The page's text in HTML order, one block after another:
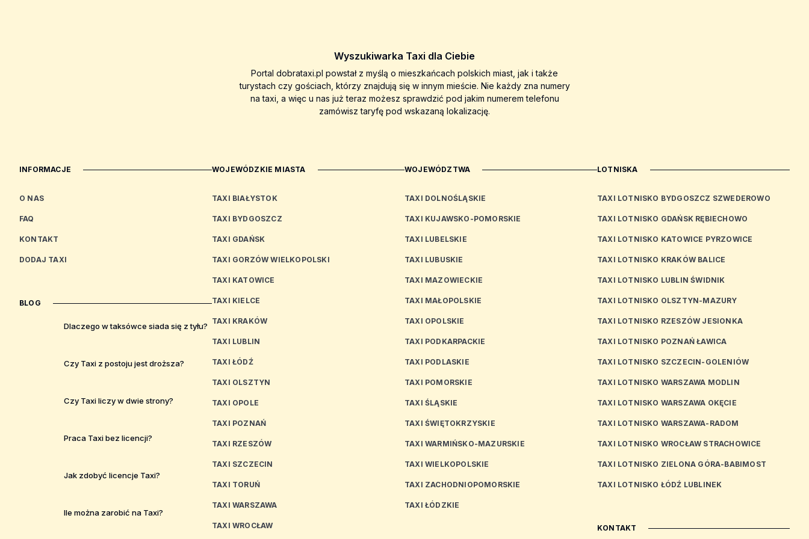
Wyszukiwarka Taxi dla Ciebie
Portal dobrataxi.pl powstał z myślą o mieszkańcach polskich miast, jak i także
turystach czy gościach, którzy znajdują się w innym mieście. Nie każdy zna numery
na taxi, a więc u nas już teraz możesz sprawdzić pod jakim numerem telefonu
zamówisz taryfę pod wskazaną lokalizację.
INFORMACJE
O NAS
FAQ
KONTAKT
DODAJ TAXI
BLOG
Dlaczego w taksówce siada się z tyłu?
Czy Taxi z postoju jest droższa?
Czy Taxi liczy w dwie strony?
Praca Taxi bez licencji?
Jak zdobyć licencje Taxi?
Ile można zarobić na Taxi?
WOJEWÓDZKIE MIASTA
TAXI BIAŁYSTOK
TAXI BYDGOSZCZ
TAXI GDAŃSK
TAXI GORZÓW WIELKOPOLSKI
TAXI KATOWICE
TAXI KIELCE
TAXI KRAKÓW
TAXI LUBLIN
TAXI ŁÓDŹ
TAXI OLSZTYN
TAXI OPOLE
TAXI POZNAŃ
TAXI RZESZÓW
TAXI SZCZECIN
TAXI TORUŃ
TAXI WARSZAWA
TAXI WROCŁAW
WOJEWÓDZTWA
TAXI DOLNOŚLĄSKIE
TAXI KUJAWSKO-POMORSKIE
TAXI LUBELSKIE
TAXI LUBUSKIE
TAXI MAZOWIECKIE
TAXI MAŁOPOLSKIE
TAXI OPOLSKIE
TAXI PODKARPACKIE
TAXI PODLASKIE
TAXI POMORSKIE
TAXI ŚLĄSKIE
TAXI ŚWIĘTOKRZYSKIE
TAXI WARMIŃSKO-MAZURSKIE
TAXI WIELKOPOLSKIE
TAXI ZACHODNIOPOMORSKIE
TAXI ŁÓDZKIE
LOTNISKA
TAXI LOTNISKO BYDGOSZCZ SZWEDEROWO
TAXI LOTNISKO GDAŃSK RĘBIECHOWO
TAXI LOTNISKO KATOWICE PYRZOWICE
TAXI LOTNISKO KRAKÓW BALICE
TAXI LOTNISKO LUBLIN ŚWIDNIK
TAXI LOTNISKO OLSZTYN-MAZURY
TAXI LOTNISKO RZESZÓW JESIONKA
TAXI LOTNISKO POZNAŃ ŁAWICA
TAXI LOTNISKO SZCZECIN-GOLENIÓW
TAXI LOTNISKO WARSZAWA MODLIN
TAXI LOTNISKO WARSZAWA OKĘCIE
TAXI LOTNISKO WARSZAWA-RADOM
TAXI LOTNISKO WROCŁAW STRACHOWICE
TAXI LOTNISKO ZIELONA GÓRA-BABIMOST
TAXI LOTNISKO ŁÓDŹ LUBLINEK
KONTAKT